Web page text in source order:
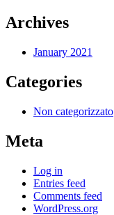
Archives
January 2021
Categories
Non categorizzato
Meta
Log in
Entries feed
Comments feed
WordPress.org